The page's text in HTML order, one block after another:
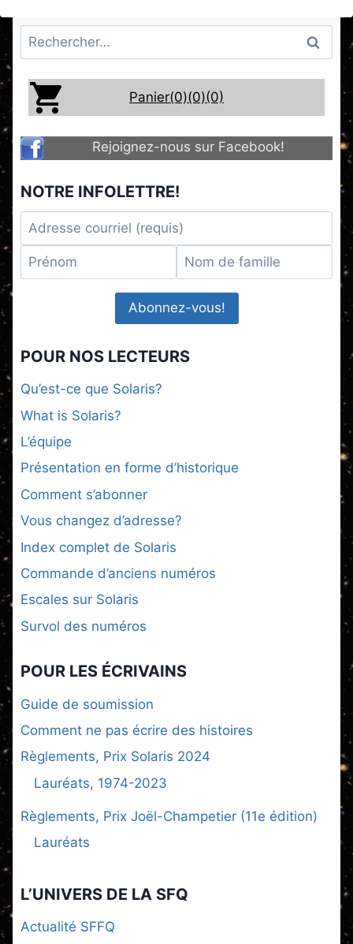
Rechercher :
Panier(0)(0)(0)
Rejoignez-nous sur Facebook!
NOTRE INFOLETTRE!
POUR NOS LECTEURS
Qu’est-ce que Solaris?
What is Solaris?
L’équipe
Présentation en forme d’historique
Comment s’abonner
Vous changez d’adresse?
Index complet de Solaris
Commande d’anciens numéros
Escales sur Solaris
Survol des numéros
POUR LES ÉCRIVAINS
Guide de soumission
Comment ne pas écrire des histoires
Règlements, Prix Solaris 2024
Lauréats, 1974-2023
Règlements, Prix Joël-Champetier (11e édition)
Lauréats
L’UNIVERS DE LA SFQ
Actualité SFFQ